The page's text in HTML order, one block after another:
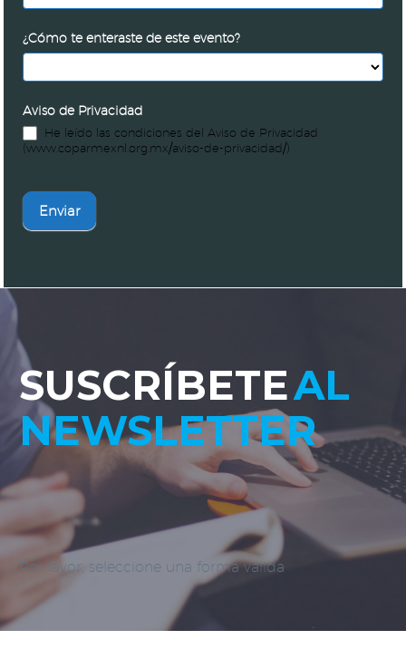
¿Cómo te enteraste de este evento?
Aviso de Privacidad
He leído las condiciones del Aviso de Privacidad
(www.coparmexnl.org.mx/aviso-de-privacidad/)
Enviar
SUSCRÍBETEAL
NEWSLETTER
Por favor, seleccione una forma válida